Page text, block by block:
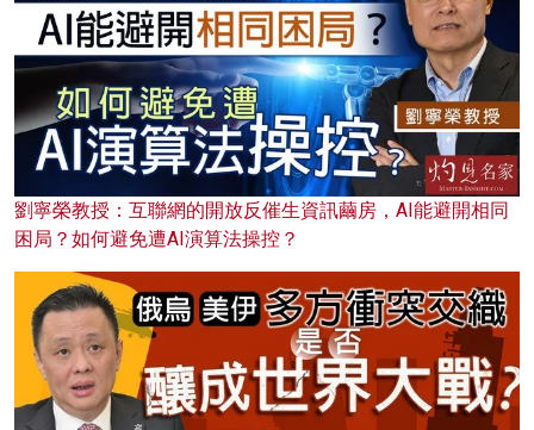
劉寧榮教授：互聯網的開放反催生資訊繭房，AI能避開相同
困局？如何避免遭AI演算法操控？